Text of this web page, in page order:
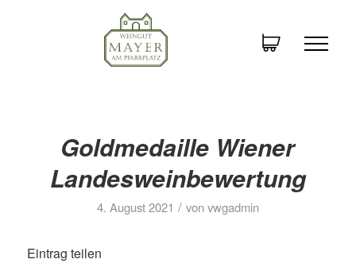
Goldmedaille Wiener
Landesweinbewertung
4. August 2021 / vonvwgadmin
Eintrag teilen